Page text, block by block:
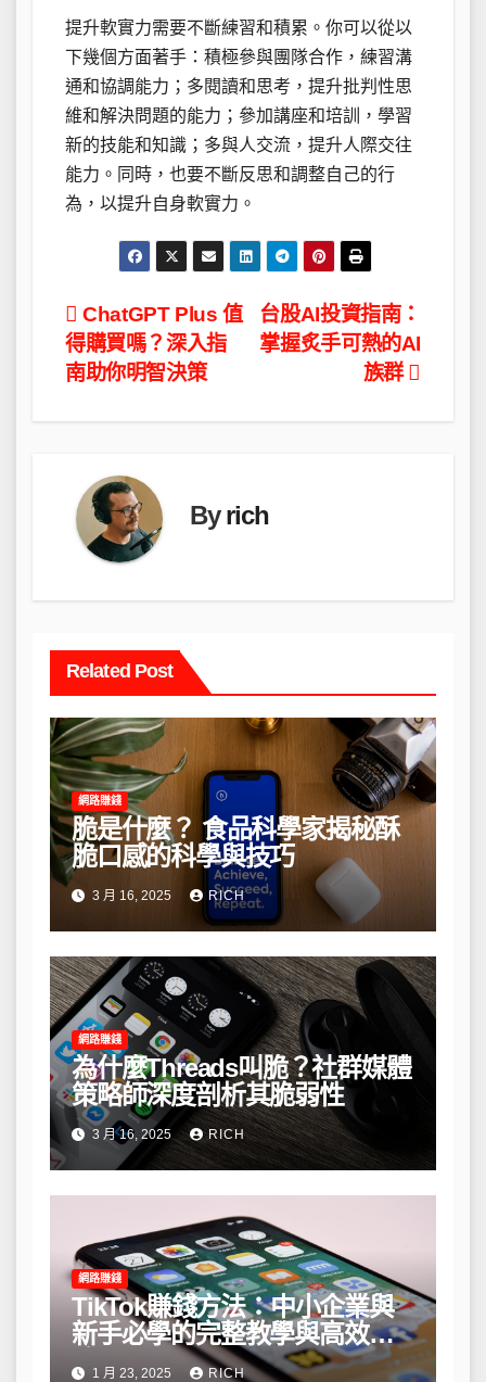
提升軟實力需要不斷練習和積累。你可以從以
下幾個方面著手：積極參與團隊合作，練習溝
通和協調能力；多閱讀和思考，提升批判性思
維和解決問題的能力；參加講座和培訓，學習
新的技能和知識；多與人交流，提升人際交往
能力。同時，也要不斷反思和調整自己的行
為，以提升自身軟實力。
文
章
台股AI投資指南：
掌握炙手可熱的AI
族群
ChatGPT Plus 值
得購買嗎？深入指
南助你明智決策
Byrich
Related Post
網路賺錢
脆是什麼？ 食品科學家揭秘酥
脆口感的科學與技巧
3 月 16, 2025 RICH
網路賺錢
為什麼Threads叫脆？社群媒體
策略師深度剖析其脆弱性
3 月 16, 2025 RICH
網路賺錢
TikTok賺錢方法：中小企業與
新手必學的完整教學與高效策
略1 月 23, 2025 RICH